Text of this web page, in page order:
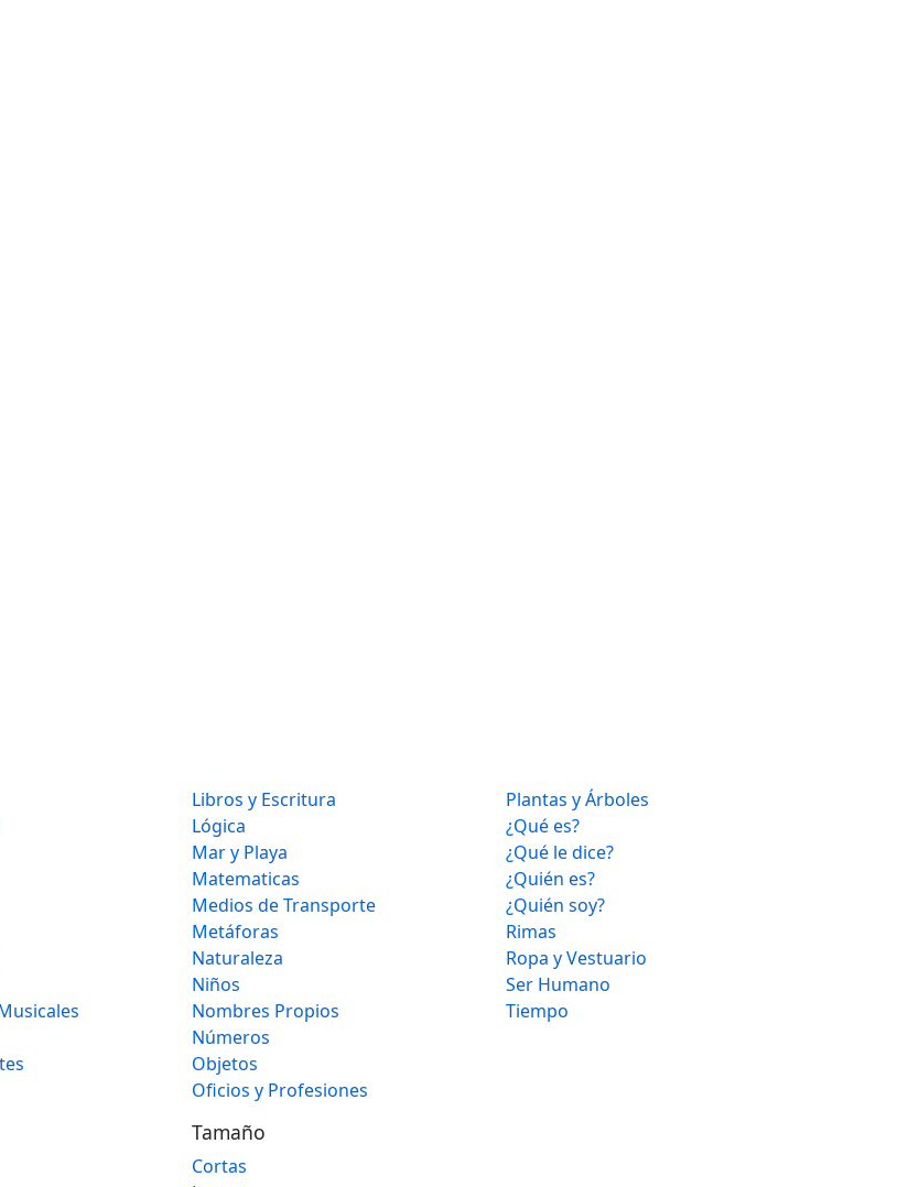
Libros y Escritura
Lógica
Mar y Playa
Matematicas
Medios de Transporte
Metáforas
Naturaleza
Niños
Nombres Propios
Números
Objetos
Oficios y Profesiones
Plantas y Árboles
¿Qué es?
¿Qué le dice?
¿Quién es?
¿Quién soy?
Rimas
Ropa y Vestuario
Ser Humano
Tiempo
Tamaño
Cortas